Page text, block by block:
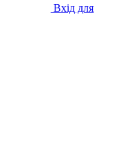
Вхід для